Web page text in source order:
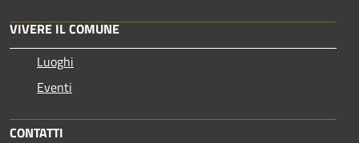
VIVERE IL COMUNE
Luoghi
Eventi
CONTATTI